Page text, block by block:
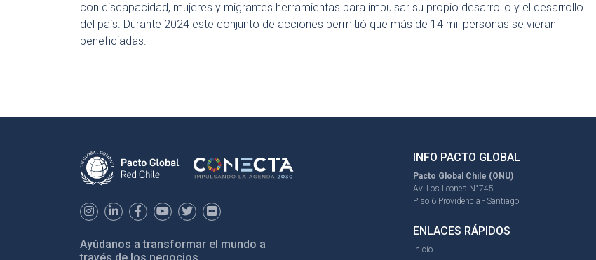
con discapacidad, mujeres y migrantes herramientas para impulsar su propio desarrollo y el desarrollo
del país. Durante 2024 este conjunto de acciones permitió que más de 14 mil personas se vieran
beneficiadas.
Ayúdanos a transformar el mundo a
INFO PACTO GLOBAL
Pacto Global Chile (ONU)
Av. Los Leones N°745
Piso 6 Providencia - Santiago
ENLACES RÁPIDOS
Inicio